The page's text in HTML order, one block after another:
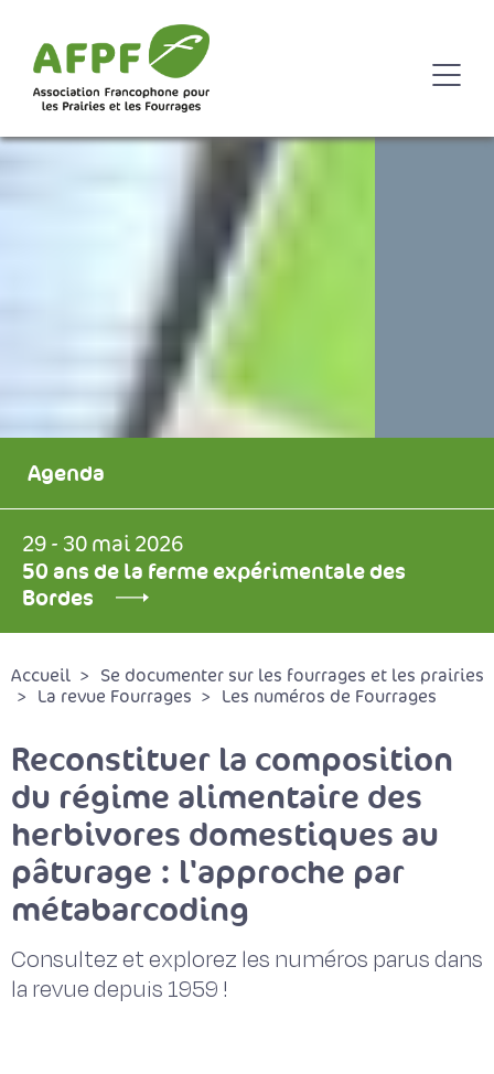
Agenda
29 - 30 mai 2026
50 ans de la ferme expérimentale des
Bordes
Accueil
Se documenter sur les fourrages et les prairies
La revue Fourrages
Les numéros de Fourrages
Reconstituer la composition
du régime alimentaire des
herbivores domestiques au
pâturage : l'approche par
métabarcoding
Consultez et explorez les numéros parus dans
la revue depuis 1959 !